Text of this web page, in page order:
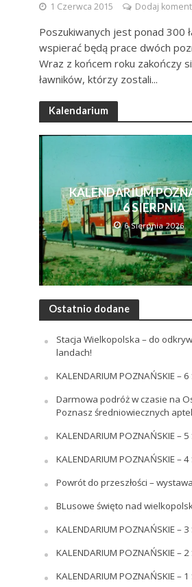
1 Czerwca 2015 Dodaj
Poszukiwanych jest ponad 300
wspierać będą prace dwóch
Wraz z końcem roku zakończy
ławników, którzy zostali...
Kalendarium
KALENDARIUM
6 SIERPNIA
6 Sierpnia 2026
Ostatnio dodane
Stacja Wielkopolska – do
landach!
KALENDARIUM POZNAŃSKIE – 6
Darmowa podróż w czasie na
Poznasz średniowiecznych
KALENDARIUM POZNAŃSKIE – 5
KALENDARIUM POZNAŃSKIE – 4
Powrót do przeszłości –
BLusowe święto nad
KALENDARIUM POZNAŃSKIE – 3
KALENDARIUM POZNAŃSKIE – 2
KALENDARIUM POZNAŃSKIE – 1